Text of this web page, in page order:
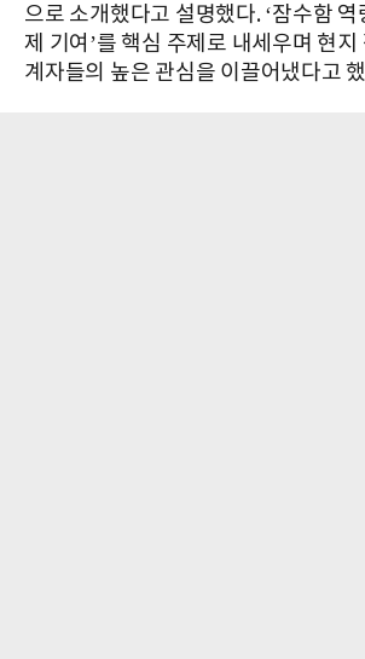
으로 소개했다고 설명했다. ‘잠수함 역
제 기여’를 핵심 주제로 내세우며 현
계자들의 높은 관심을 이끌어냈다고